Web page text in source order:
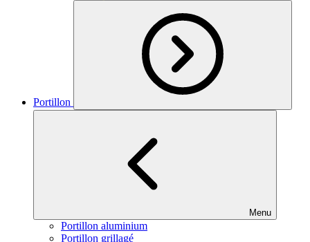
Portillon
Menu
Portillon aluminium
Portillon grillagé